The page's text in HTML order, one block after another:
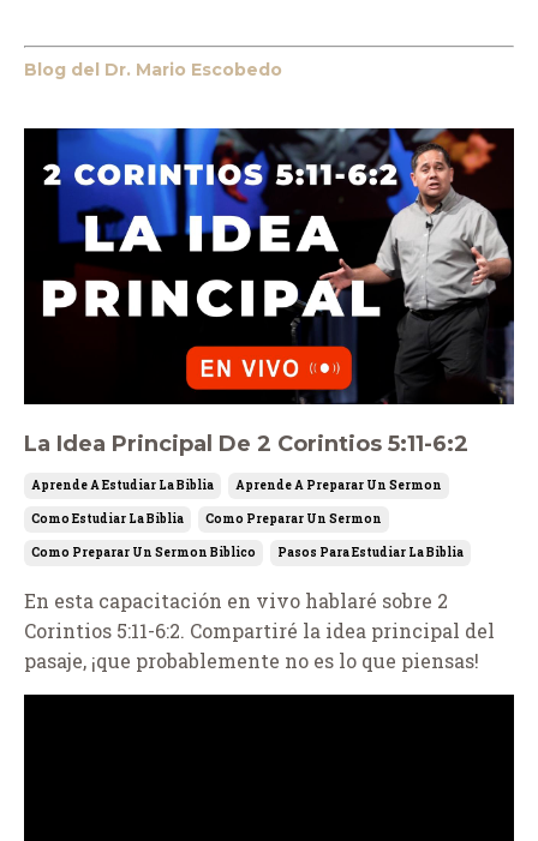
Blog del Dr. Mario Escobedo
La Idea Principal De 2 Corintios 5:11-6:2
Aprende A Estudiar La Biblia Aprende A Preparar Un Sermon
Como Estudiar La Biblia Como Preparar Un Sermon
Como Preparar Un Sermon Biblico Pasos Para Estudiar La Biblia
En esta capacitación en vivo hablaré sobre 2
Corintios 5:11-6:2. Compartiré la idea principal del
pasaje, ¡que probablemente no es lo que piensas!